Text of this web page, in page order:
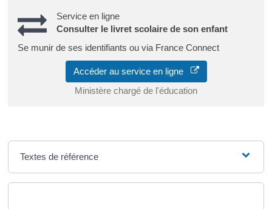
Service en ligne
Consulter le livret scolaire de son enfant
Se munir de ses identifiants ou via France Connect
Accéder au service en ligne
Ministère chargé de l'éducation
Textes de référence